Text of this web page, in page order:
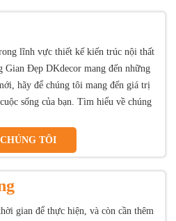
lĩnh vực thiết kế kiến trúc nội thất
Đẹp DKdecor mang đến những
hãy để chúng tôi mang đến giá trị
sống của bạn. Tìm hiểu về chúng
TÔI
gian để thực hiện, và còn cần thêm